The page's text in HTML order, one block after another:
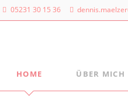
05231 30 15 36
HOME ÜBER MICH
Mein Landtagsbüro